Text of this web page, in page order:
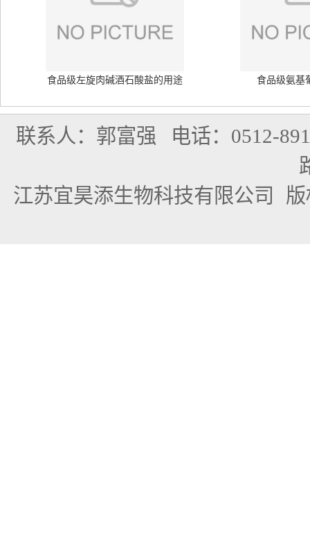
食品级左旋肉碱酒石酸盐的用途 食品级氨基
联系人：郭富强 电话：0512-
江苏宜昊添生物科技有限公司